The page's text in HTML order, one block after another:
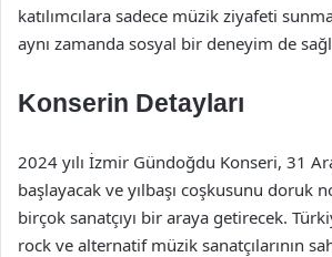
katılımcılara sadece müzik ziyafeti
aynı zamanda sosyal bir deneyim de
Konserin Detayları
2024 yılı İzmir Gündoğdu Konseri, 31
başlayacak ve yılbaşı coşkusunu doruk
birçok sanatçıyı bir araya getirecek.
rock ve alternatif müzik sanatçılarının